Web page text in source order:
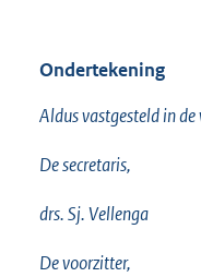
Ondertekening
Aldus vastgesteld in
De secretaris,
drs. Sj. Vellenga
De voorzitter,